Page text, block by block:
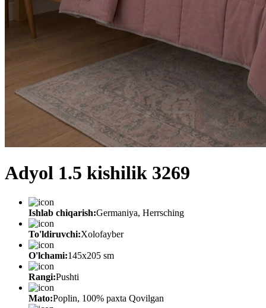
Adyol 1.5 kishilik 3269
Ishlab chiqarish:Germaniya, Herrsching
To'ldiruvchi:Xolofayber
O'lchami:145х205 sm
Rangi:Pushti
Mato:Poplin, 100% paxta Qovilgan